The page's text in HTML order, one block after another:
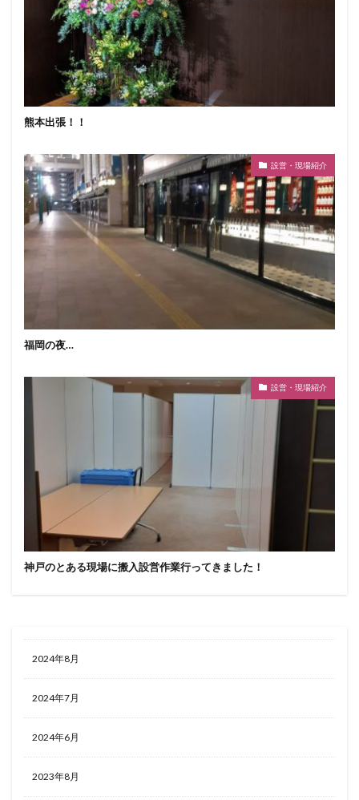
熊本出張！！
設営・現場紹介
福岡の夜…
設営・現場紹介
神戸のとある現場に搬入設営作業行ってきました！
2024年8月
2024年7月
2024年6月
2023年8月